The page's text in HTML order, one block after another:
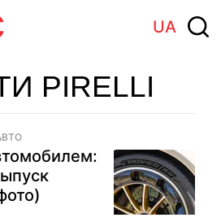
UA
PIRELLI